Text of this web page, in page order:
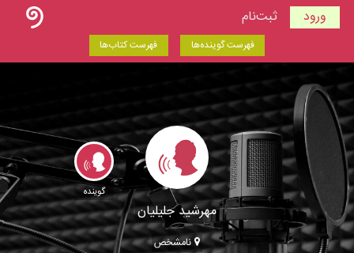
ورود ثبت‌نام
فهرست گوینده‌ها فهرست کتاب‌ها
گوینده
مهرشيد جليليان
نامشخص